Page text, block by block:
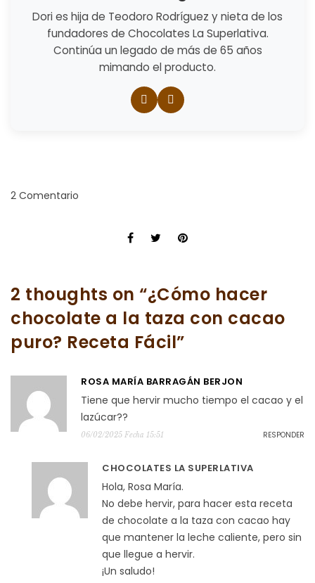
Dori es hija de Teodoro Rodríguez y nieta de los
fundadores de Chocolates La Superlativa.
Continúa un legado de más de 65 años
mimando el producto.
2 Comentario
2 thoughts on “¿Cómo hacer
chocolate a la taza con cacao
puro? Receta Fácil”
ROSA MARÍA BARRAGÁN BERJON
Tiene que hervir mucho tiempo el cacao y el
lazúcar??
06/02/2025 Fecha 15:51 RESPONDER
CHOCOLATES LA SUPERLATIVA
Hola, Rosa María.
No debe hervir, para hacer esta receta
de chocolate a la taza con cacao hay
que mantener la leche caliente, pero sin
que llegue a hervir.
¡Un saludo!